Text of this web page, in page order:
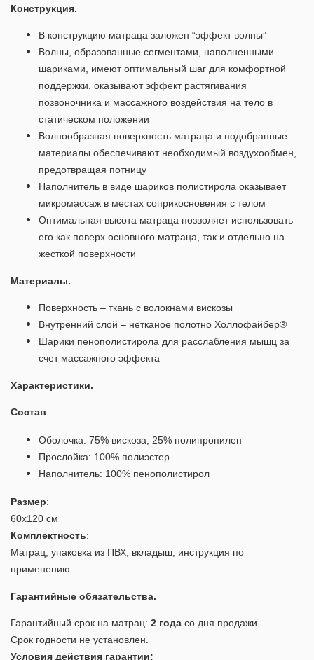
Конструкция.
В конструкцию матраца заложен “эффект волны”
Волны, образованные сегментами, наполненными
шариками, имеют оптимальный шаг для комфортной
поддержки, оказывают эффект растягивания
позвоночника и массажного воздействия на тело в
статическом положении
Волнообразная поверхность матраца и подобранные
материалы обеспечивают необходимый воздухообмен,
предотвращая потницу
Наполнитель в виде шариков полистирола оказывает
микромассаж в местах соприкосновения с телом
Оптимальная высота матраца позволяет использовать
его как поверх основного матраца, так и отдельно на
жесткой поверхности
Материалы.
Поверхность – ткань с волокнами вискозы
Внутренний слой – нетканое полотно Холлофайбер®
Шарики пенополистирола для расслабления мышц за
счет массажного эффекта
Характеристики.
Состав:
Оболочка: 75% вискоза, 25% полипропилен
Прослойка: 100% полиэстер
Наполнитель: 100% пенополистирол
Размер:
60х120 см
Комплектность:
Матрац, упаковка из ПВХ, вкладыш, инструкция по
применению
Гарантийные обязательства.
Гарантийный срок на матрац: 2 года со дня продажи
Срок годности не установлен.
Условия действия гарантии: